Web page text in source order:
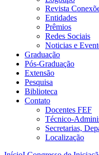
Revista
Entidades
Prêmios
Redes Sociais
Noticias e
Graduação
Pós-Graduação
Extensão
Pesquisa
Biblioteca
Contato
Docentes FEF
Técnico-
Secretarias,
Localização